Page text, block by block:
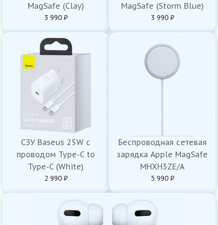
MagSafe (Clay)
3 990 ₽
MagSafe (Storm Blue)
3 990 ₽
СЗУ Baseus 25W с
проводом Type-C to
Type-C (White)
2 990 ₽
Беспроводная сетевая
зарядка Apple MagSafe
MHXH3ZE/A
5 990 ₽